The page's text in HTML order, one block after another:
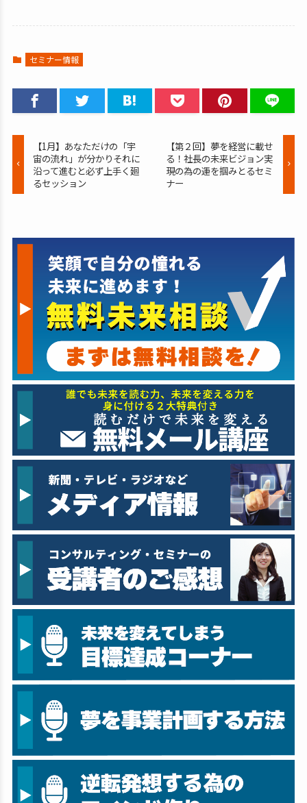
セミナー情報
【1月】あなただけの「宇
宙の流れ」が分かりそれに
沿って進むと必ず上手く廻
るセッション
【第２回】夢を経営に載せ
る！社長の未来ビジョン実
現の為の運を掴みとるセミ
ナー